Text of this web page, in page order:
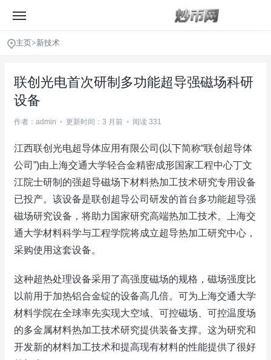
主页>新技术
联创光电首次研制多功能超导强磁场科研
设备
作者：admin • 更新时间：3 月前 • 阅读 331
江西联创光电超导体应用有限公司(以下简称“联创超导体
公司”)由上海交通大学轻合金精密成形国家工程中心丁文
江院士研制的强超导磁场下材料热加工技术研究专用设备
已投产。该设备是联创超导公司研发的首台多功能超导强
磁场研究设备，将助力国家研究高端热加工技术。上海交
通大学材料科学与工程学院将成立超导热加工研究中心，
采购使用这套设备。
这种超热处理设备采用了高强度磁场的规格，磁场强度比
以前用于加热铝合金锭的设备高几倍。可为上海交通大学
材料学院在全球率先实现大空域、可控磁场、可控温度场
的多金属材料热加工技术研究提供装备支撑。这为研究和
开发新的材料加工技术和提高现有材料的性能提供了很好